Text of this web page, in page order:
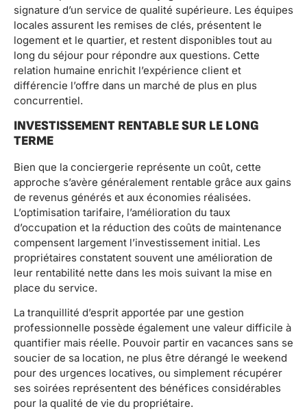
signature d’un service de qualité supérieure. Les équipes
locales assurent les remises de clés, présentent le
logement et le quartier, et restent disponibles tout au
long du séjour pour répondre aux questions. Cette
relation humaine enrichit l’expérience client et
différencie l’offre dans un marché de plus en plus
concurrentiel.
INVESTISSEMENT RENTABLE SUR LE LONG
TERME
Bien que la conciergerie représente un coût, cette
approche s’avère généralement rentable grâce aux gains
de revenus générés et aux économies réalisées.
L’optimisation tarifaire, l’amélioration du taux
d’occupation et la réduction des coûts de maintenance
compensent largement l’investissement initial. Les
propriétaires constatent souvent une amélioration de
leur rentabilité nette dans les mois suivant la mise en
place du service.
La tranquillité d’esprit apportée par une gestion
professionnelle possède également une valeur difficile à
quantifier mais réelle. Pouvoir partir en vacances sans se
soucier de sa location, ne plus être dérangé le weekend
pour des urgences locatives, ou simplement récupérer
ses soirées représentent des bénéfices considérables
pour la qualité de vie du propriétaire.